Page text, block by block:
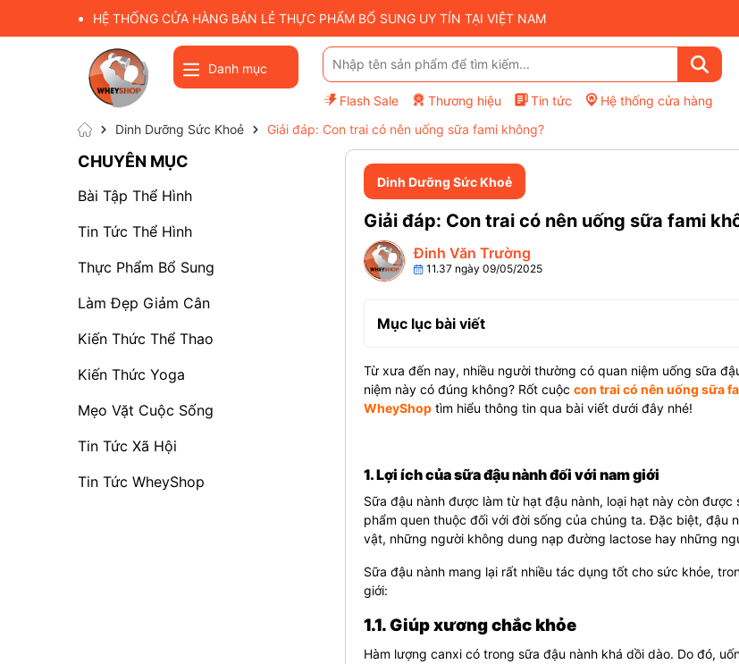
HỆ THỐNG CỬA HÀNG BÁN LẺ THỰC PHẨM BỔ SUNG UY TÍN TẠI VIỆT NAM
Danh mục
Flash Sale Thương hiệu Tin tức Hệ thống cửa hàng
Dinh Dưỡng Sức Khoẻ Giải đáp: Con trai có nên uống sữa fami không?
Dinh Dưỡng Sức Khoẻ
Giải đáp: Con trai có nên uống sữa fami
Đinh Văn Trường
11.37 ngày 09/05/2025
Mục lục bài viết
Từ xưa đến nay, nhiều người thường có quan niệm uống sữa
niệm này có đúng không? Rốt cuộc con trai có nên uống sữa
WheyShop tìm hiểu thông tin qua bài viết dưới đây nhé!
1. Lợi ích của sữa đậu nành đối với nam giới
Sữa đậu nành được làm từ hạt đậu nành, loại hạt này còn
phẩm quen thuộc đối với đời sống của chúng ta. Đặc biệt, đậu
vật, những người không dung nạp đường lactose hay những
Sữa đậu nành mang lại rất nhiều tác dụng tốt cho sức khỏe,
giới:
1.1. Giúp xương chắc khỏe
Hàm lượng canxi có trong sữa đậu nành khá dồi dào. Do đó,
CHUYÊN MỤC
Bài Tập Thể Hình
Tin Tức Thể Hình
Thực Phẩm Bổ Sung
Làm Đẹp Giảm Cân
Kiến Thức Thể Thao
Kiến Thức Yoga
Mẹo Vặt Cuộc Sống
Tin Tức Xã Hội
Tin Tức WheyShop